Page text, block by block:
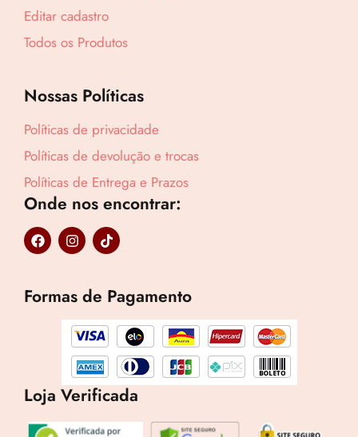
Revenda por
R$392,00
Compre por
R$ 286,16
Editar cadastro
Todos os Produtos
Nossas Políticas
Políticas de privacidade
Políticas de devolução e trocas
Políticas de Entrega e Prazos
Onde nos encontrar:
F
a
o
I
n
g
a
m
T
i
o
k
Formas de Pagamento
Loja Verificada